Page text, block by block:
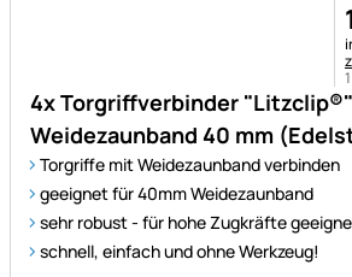
4x Torgriffverbinder
Weidezaunband 40 mm
Torgriffe mit Weidezaunband verbinden
geeignet für 40mm Weidezaunband
sehr robust - für hohe Zugkräfte
schnell, einfach und ohne Werkzeug!